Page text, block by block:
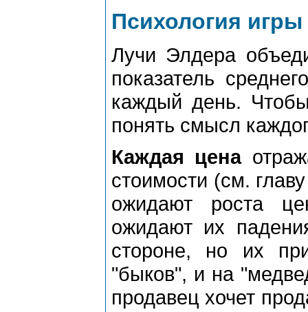
Психология игры
Лучи Элдера
показатель
каждый день.
понять смысл
Каждая цена
стоимости (см.
ожидают роста
ожидают их
стороне, но их
"быков", и на
продавец хочет